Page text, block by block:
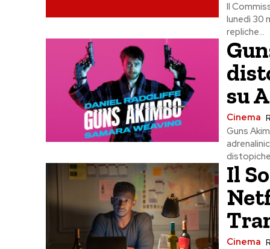
Il
lunedì 30
repliche...
su
Cinema
Guns
Il
Cinema